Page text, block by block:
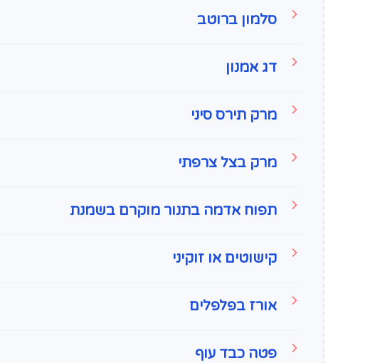
סלמון ברוטב
דג אמנון
מרק תירס סיני
מרק בצל צרפתי
תפוח אדמה בתנור מוקרם בשמנת
קישוטים או זוקיני
אורז בפלפלים
פטה כבד עוף